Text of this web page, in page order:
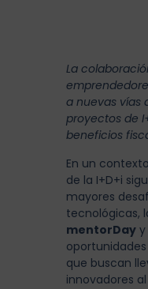
La
a nuevas vías
proyectos de
beneficios
En un
de la I+D+i
mayores
tecnológicas,
mentorDay y
que buscan
innovadores